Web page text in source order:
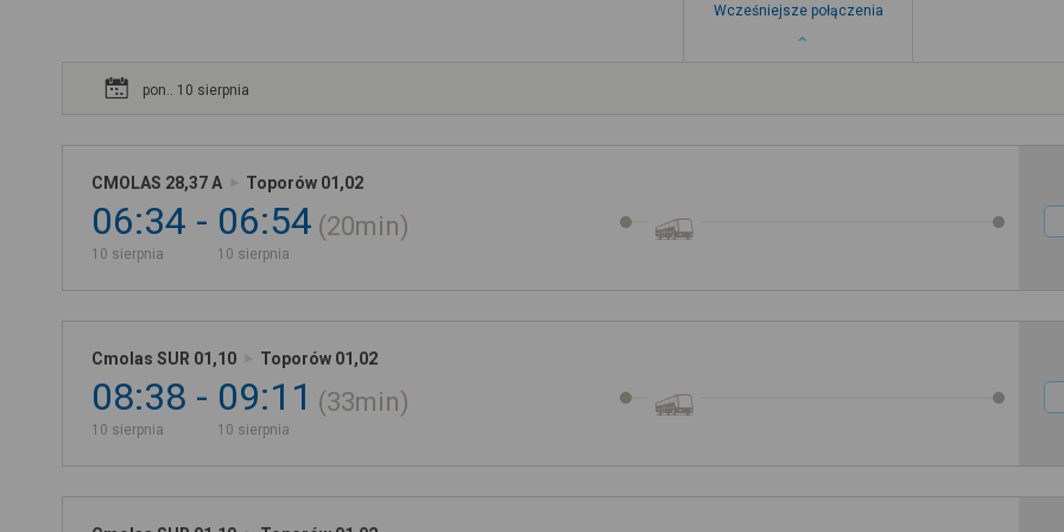
Wcześniejsze połączenia
pon.. 10 sierpnia
CMOLAS 28,37 A Toporów 01,02
06:34
10 sierpnia
06:54
10 sierpnia
20min
Cmolas SUR 01,10 Toporów 01,02
08:38
10 sierpnia
09:11
10 sierpnia
33min